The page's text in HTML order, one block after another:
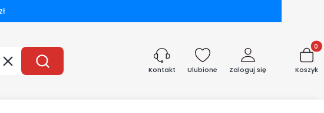
WyczyśćSzukaj Kontakt Ulubione Zaloguj się Koszyk